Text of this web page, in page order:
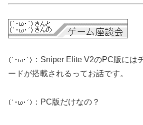
：Sniper Elite V2のPC版には
ードが搭載されるってお話です。
：PC版だけなの？